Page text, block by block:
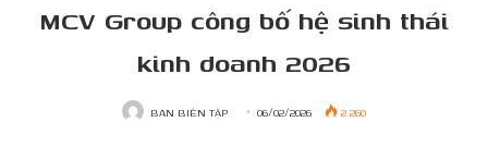
MCV Group công bố hệ sinh thái
kinh doanh 2026
BAN BIÊN TẬP 06/02/2026 2.260